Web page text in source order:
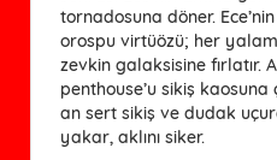
tornadosuna döner.
orospu virtüözü; her
zevkin galaksisine fırlatır.
penthouse’u sikiş
an sert sikiş ve dudak
yakar, aklını siker.